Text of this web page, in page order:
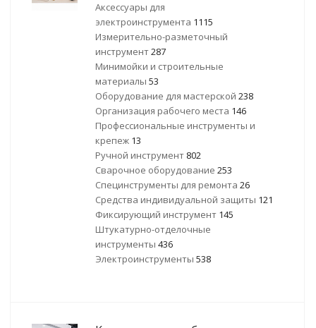
Аксессуары для
электроинструмента 1115
Измерительно-разметочный
инструмент287
Минимойки и строительные
материалы 53
Оборудование для мастерской 238
Организация рабочего места 146
Профессиональные инструменты и
крепеж 13
Ручной инструмент 802
Сварочное оборудование 253
Специнструменты для ремонта 26
Средства индивидуальной защиты 121
Фиксирующий инструмент 145
Штукатурно-отделочные
инструменты 436
Электроинструменты 538